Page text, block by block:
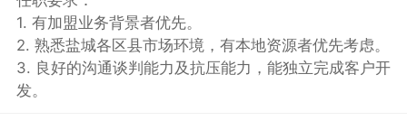
1. 有加盟业务背景者优先。
2. 熟悉盐城各区县市场环境，有本地资源者优先考虑。
3. 良好的沟通谈判能力及抗压能力，能独立完成客户开
发。